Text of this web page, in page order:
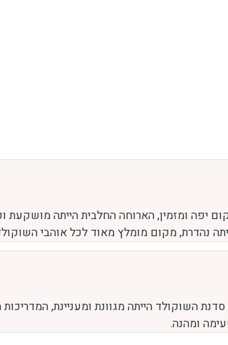
יפה ומזמין, הארוחה החלבית הייתה מושקעת
נהדרת, מקום מומלץ מאוד לכל אוהבי
השוקולד הייתה מגוונת ומעניינת, המדריכות
ומהנה.